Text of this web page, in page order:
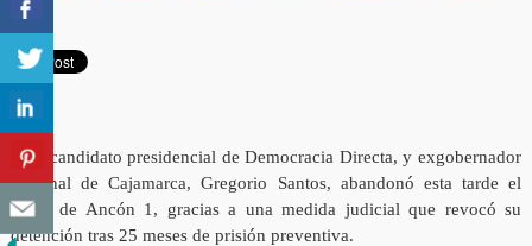
El excandidato presidencial de Democracia Directa, y exgobernador
regional de Cajamarca, Gregorio Santos, abandonó esta tarde el
penal de Ancón 1, gracias a una medida judicial que revocó su
detención tras 25 meses de prisión preventiva.